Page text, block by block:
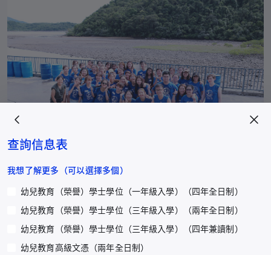
舞蹈社
查詢信息表
我想了解更多（可以選擇多個）
幼兒教育（榮譽）學士學位（一年級入學）（四年全日制）
幼兒教育（榮譽）學士學位（三年級入學）（兩年全日制）
幼兒教育（榮譽）學士學位（三年級入學）（四年兼讀制）
幼兒教育高級文憑（兩年全日制）